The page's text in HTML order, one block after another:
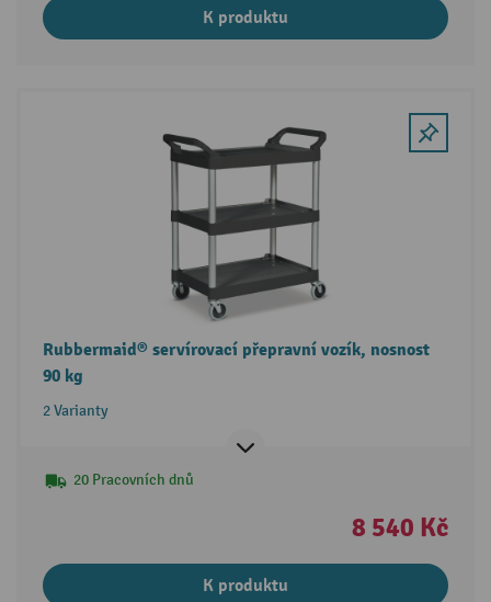
K produktu
Rubbermaid® servírovací přepravní vozík, nosnost
90 kg
2 Varianty
20 Pracovních dnů
8 540 Kč
K produktu